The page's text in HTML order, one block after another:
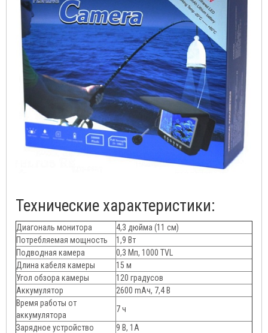
Технические характеристики:
Диагональ монитора
4,3 дюйма (11 см)
Потребляемая мощность
1,9 Вт
Подводная камера
0,3 Мп, 1000 TVL
Длина кабеля камеры
15 м
Угол обзора камеры
120 градусов
Аккумулятор
2600 mAч, 7,4 В
Время работы от
аккумулятора
7 ч
Зарядное устройство
9 В, 1А